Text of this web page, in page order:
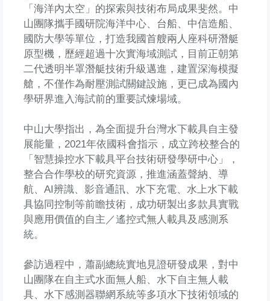
「海洋內太空」的探索與技術布局成果斐然。中
山團隊攜手國研院海洋中心、台船、中信造船、
國防大學等單位，打造我國首艘兩人座科研潛艇
原型機，歷經超過十次實海域測試，目前正朝第
二代透明半罩潛艇技術升級邁進，建置深海模擬
艙，不僅作為耐壓測試關鍵設施，更已成為國內
學研界進入海試前的重要試煉場域。
中山大學指出，為全面提升台灣水下載具自主發
展能量，2021年依國科會指示，成立跨校整合的
「智慧操控水下載具平台技術研發學研中心」，
整合合作學校的研究資源，推進涵蓋聲納、導
航、AI辨識、影音通訊、水下充電、水上水下載
具協同控制等前瞻技術，成功研製出多款具實戰
與應用價值的自主／遙控式無人載具及感測系
統。
參訪過程中，蕭副總統實地見證研發成果，對中
山團隊在自主式水面無人船、水下自主無人載
具、水下感測器聯網系統等多項水下技術領域的